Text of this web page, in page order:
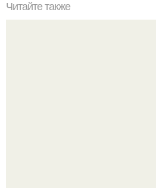
Читайте также